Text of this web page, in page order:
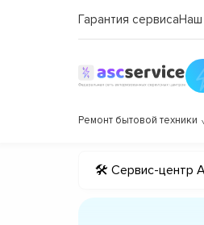
Гарантия сервисаНаш
Ремонт бытовой техники
🛠 Сервис-центр